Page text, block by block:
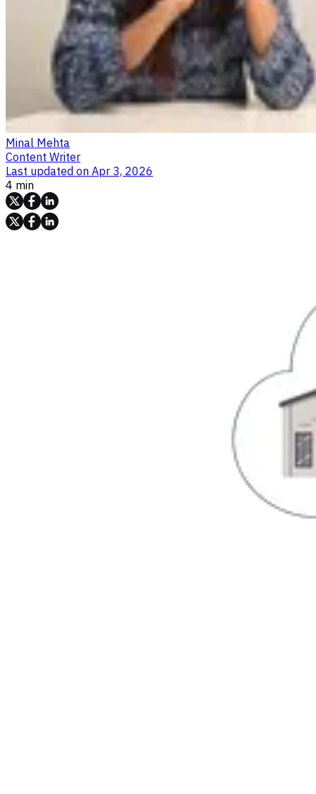
Minal Mehta
Content Writer
Last updated on Apr 3, 2026
4 min